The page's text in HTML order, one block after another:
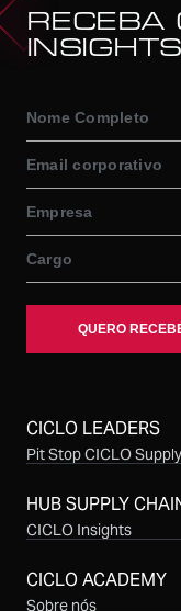
CICLO LEADERS
Pit Stop CICLO
Simpósio CICLO
HUB SUPPLY
CICLO Insights
CICLO Talks
CICLO Cast
CICLO ACADEMY
Sobre nós